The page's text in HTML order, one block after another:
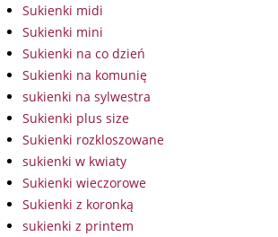
Sukienki midi
Sukienki mini
Sukienki na co dzień
Sukienki na komunię
sukienki na sylwestra
Sukienki plus size
Sukienki rozkloszowane
sukienki w kwiaty
Sukienki wieczorowe
Sukienki z koronką
sukienki z printem